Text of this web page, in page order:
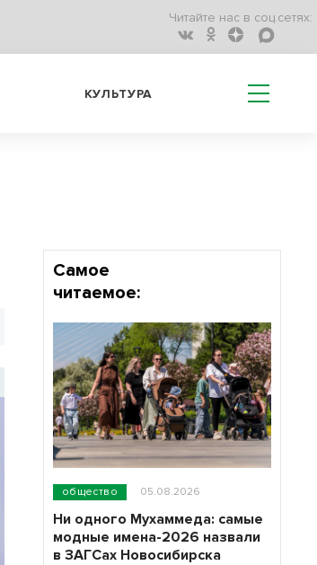
Читайте нас в соц.сетях:
КУЛЬТУРА
Самое
читаемое:
общество 05.08.2026
Ни одного Мухаммеда: самые
модные имена-2026 назвали
в ЗАГСах Новосибирска